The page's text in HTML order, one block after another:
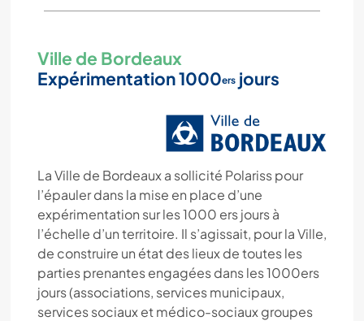
Ville de Bordeaux
Expérimentation 1000ersjours
La Ville de Bordeaux a sollicité Polariss pour
l’épauler dans la mise en place d’une
expérimentation sur les 1000 ers jours à
l’échelle d’un territoire. Il s’agissait, pour la Ville,
de construire un état des lieux de toutes les
parties prenantes engagées dans les 1000ers
jours (associations, services municipaux,
services sociaux et médico-sociaux groupes